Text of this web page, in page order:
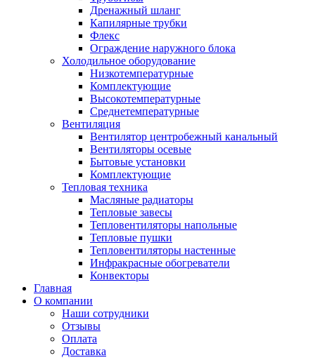
Дренажный шланг
Капилярные трубки
Флекс
Ограждение наружного блока
Холодильное оборудование
Низкотемпературные
Комплектующие
Высокотемпературные
Среднетемпературные
Вентиляция
Вентилятор центробежный канальный
Вентиляторы осевые
Бытовые установки
Комплектующие
Тепловая техника
Масляные радиаторы
Тепловые завесы
Тепловентиляторы напольные
Тепловые пушки
Тепловентиляторы настенные
Инфракрасные обогреватели
Конвекторы
Главная
О компании
Наши сотрудники
Отзывы
Оплата
Доставка